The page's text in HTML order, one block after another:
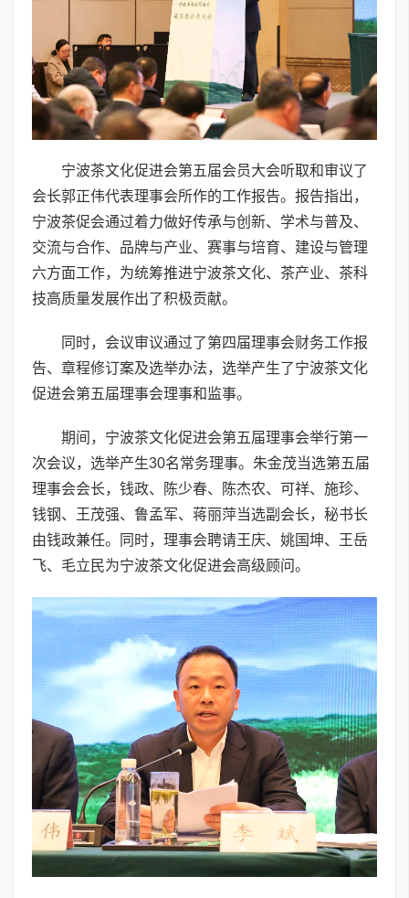
宁波茶文化促进会第五届会员大会听取和审议了
会长郭正伟代表理事会所作的工作报告。报告指出，
宁波茶促会通过着力做好传承与创新、学术与普及、
交流与合作、品牌与产业、赛事与培育、建设与管理
六方面工作，为统筹推进宁波茶文化、茶产业、茶科
技高质量发展作出了积极贡献。
同时，会议审议通过了第四届理事会财务工作报
告、章程修订案及选举办法，选举产生了宁波茶文化
促进会第五届理事会理事和监事。
期间，宁波茶文化促进会第五届理事会举行第一
次会议，选举产生30名常务理事。朱金茂当选第五届
理事会会长，钱政、陈少春、陈杰农、可祥、施珍、
钱钢、王茂强、鲁孟军、蒋丽萍当选副会长，秘书长
由钱政兼任。同时，理事会聘请王庆、姚国坤、王岳
飞、毛立民为宁波茶文化促进会高级顾问。